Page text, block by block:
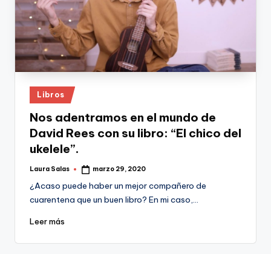
Publicado
en
Libros
Nos adentramos en el mundo de
David Rees con su libro: “El chico del
ukelele”.
Publicado
Laura Salas marzo 29, 2020
¿Acaso puede haber un mejor compañero de
cuarentena que un buen libro? En mi caso,…
Leer más